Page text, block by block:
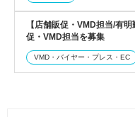
【店舗販促・VMD担当/有
促・VMD担当を募集
VMD・バイヤー・プレス・EC